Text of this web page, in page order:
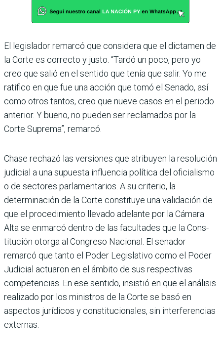
El legislador remarcó que considera que el dictamen de
la Corte es correcto y justo. “Tardó un poco, pero yo
creo que salió en el sentido que tenía que salir. Yo me
ratifico en que fue una acción que tomó el Senado, así
como otros tan­tos, creo que nueve casos en el periodo
anterior. Y bueno, no pueden ser reclamados por la
Corte Suprema”, remarcó.
Chase rechazó las versio­nes que atribuyen la resolu­ción
judicial a una supuesta influencia política del ofi­cialismo
o de sectores par­lamentarios. A su criterio, la
determinación de la Corte constituye una validación de
que el procedimiento lle­vado adelante por la Cámara
Alta se enmarcó dentro de las facultades que la Cons­
titución otorga al Congreso Nacional. El senador
remarcó que tanto el Poder Legislativo como el Poder
Judicial actua­ron en el ámbito de sus res­pectivas
competencias. En ese sentido, insistió en que el análisis
realizado por los ministros de la Corte se basó en
aspectos jurídicos y consti­tucionales, sin interferencias
externas.